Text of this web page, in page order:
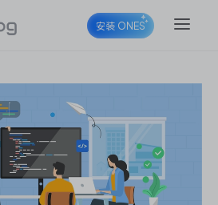
安装 ONES